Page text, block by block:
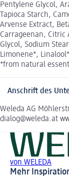
Pentylene Glycol,
Tapioca Starch,
Arvense Extract,
Carrageenan, Citric
Glycol, Sodium
Limonene*,
*from natural
Anschrift des
Weleda AG
dialog@weleda.at
von WELEDA
Mehr